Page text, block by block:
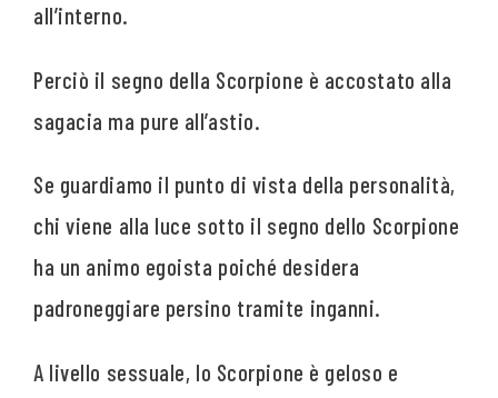
all’interno.
Perciò il segno della Scorpione è accostato alla
sagacia ma pure all’astio.
Se guardiamo il punto di vista della personalità,
chi viene alla luce sotto il segno dello Scorpione
ha un animo egoista poiché desidera
padroneggiare persino tramite inganni.
A livello sessuale, lo Scorpione è geloso e